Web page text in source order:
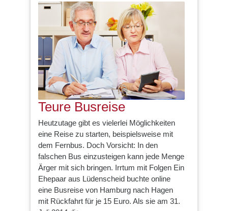
Teure Busreise
Heutzutage gibt es vielerlei Möglichkeiten
eine Reise zu starten, beispielsweise mit
dem Fernbus. Doch Vorsicht: In den
falschen Bus einzusteigen kann jede Menge
Ärger mit sich bringen. Irrtum mit Folgen Ein
Ehepaar aus Lüdenscheid buchte online
eine Busreise von Hamburg nach Hagen
mit Rückfahrt für je 15 Euro. Als sie am 31.